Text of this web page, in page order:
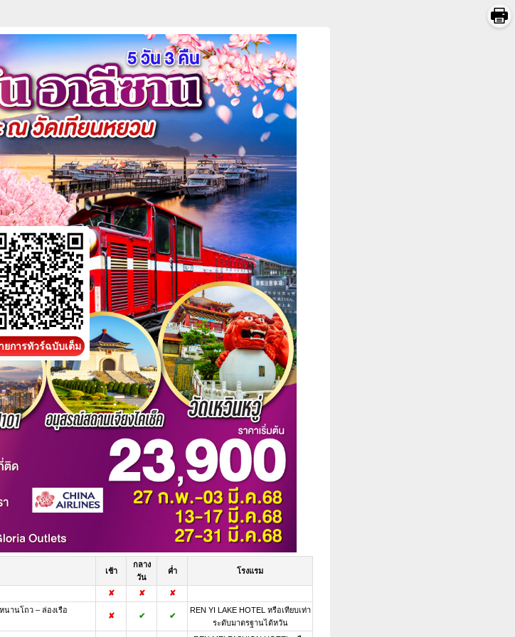
ยการทัวร์ฉบับเต็ม
เช้า
กลาง
วัน
ค่ำ โรงแรม
✘ ✘ ✘
านโถว – ล่องเรือ
✘ ✔ ✔
REN YI LAKE HOTEL หรือเทียบเท่า
ระดับมาตรฐานไต้หวัน